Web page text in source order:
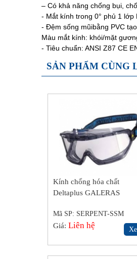
– Có khả năng chống bụi,
- Mắt kính trong 0° phủ 1 lớp
- Đệm sống mũibằng PVC
Màu mắt kính: khói/mặt
- Tiêu chuẩn: ANSI Z87 CE
SẢN PHẨM CÙNG
Kính chống hóa chất
Deltaplus GALERAS
Mã SP: SERPENT-SSM
Giá: Liên hệ